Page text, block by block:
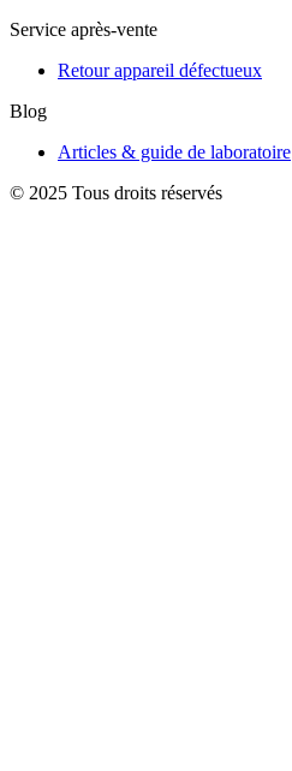
Service après-vente
Retour appareil défectueux
Blog
Articles & guide de laboratoire
© 2025 Tous droits réservés